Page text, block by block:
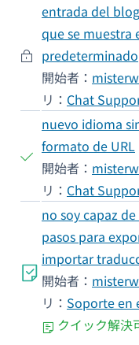
entrada del
que se muestra
predeterminado
開始者：
リ： Chat
nuevo idioma
formato de URL
開始者：
リ： Chat
no soy capaz
pasos para
importar
開始者：
リ： Soporte en
クイック解決